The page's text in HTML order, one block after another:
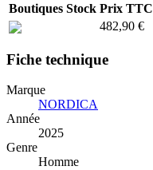
Boutiques Stock Prix TTC
482,90 €
Fiche technique
Marque
NORDICA
Année
2025
Genre
Homme